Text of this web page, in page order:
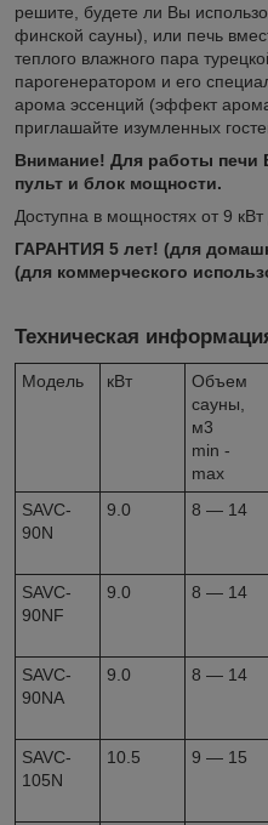
решите, будете ли Вы
финской сауны), или печь
теплого влажного пара
парогенератором и его
арома эссенций (эффект
приглашайте изумленных
Внимание! Для работы печи
пульт и блок мощности.
Доступна в мощностях от 9 кВт
ГАРАНТИЯ 5 лет! (для
(для коммерческого
Техническая
Модель кВт
Объем
сауны,
м3
min -
max
SAVC-
90N
9.0 8 — 14
SAVC-
90NF
9.0 8 — 14
SAVC-
90NA
9.0 8 — 14
SAVC-
105N
10.5 9 — 15